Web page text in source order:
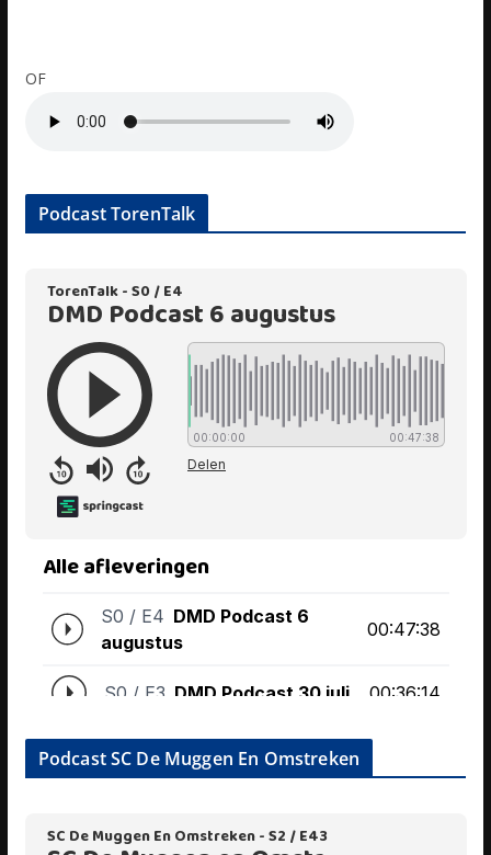
OF
Podcast TorenTalk
Podcast SC De Muggen En Omstreken